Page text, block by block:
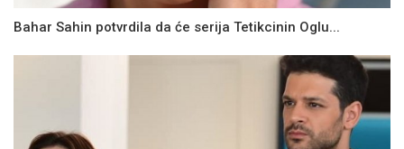
Bahar Sahin potvrdila da će serija Tetikcinin Oglu...